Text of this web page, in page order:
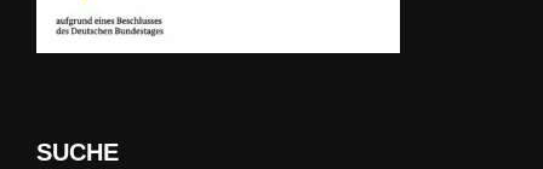
SUCHE